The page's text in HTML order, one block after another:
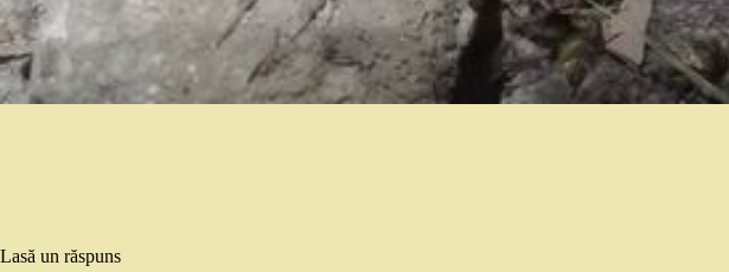
Lasă un răspuns